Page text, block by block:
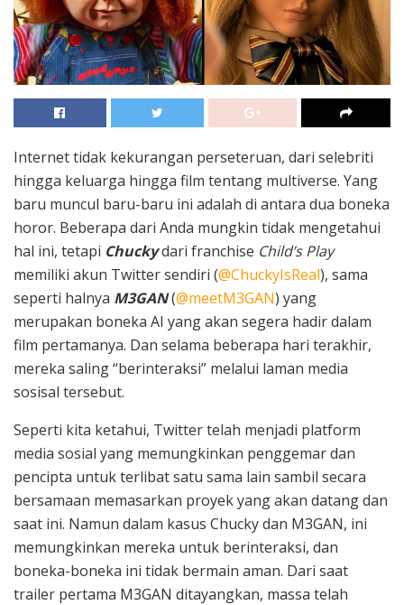
Internet tidak kekurangan perseteruan, dari selebriti
hingga keluarga hingga film tentang multiverse. Yang
baru muncul baru-baru ini adalah di antara dua boneka
horor. Beberapa dari Anda mungkin tidak mengetahui
hal ini, tetapi Chuckydari franchise Child’s Play
memiliki akun Twitter sendiri (@ChuckyIsReal), sama
seperti halnya M3GAN(@meetM3GAN) yang
merupakan boneka AI yang akan segera hadir dalam
film pertamanya. Dan selama beberapa hari terakhir,
mereka saling “berinteraksi” melalui laman media
sosisal tersebut.
Seperti kita ketahui, Twitter telah menjadi platform
media sosial yang memungkinkan penggemar dan
pencipta untuk terlibat satu sama lain sambil secara
bersamaan memasarkan proyek yang akan datang dan
saat ini. Namun dalam kasus Chucky dan M3GAN, ini
memungkinkan mereka untuk berinteraksi, dan
boneka-boneka ini tidak bermain aman. Dari saat
trailer pertama M3GAN ditayangkan, massa telah